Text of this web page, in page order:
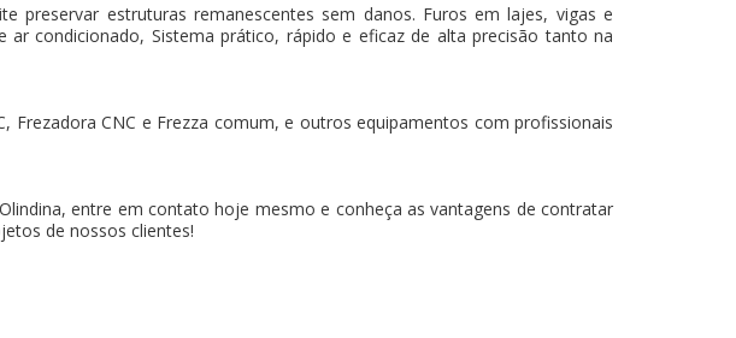
preservar estruturas remanescentes sem danos. Furos em lajes, vigas e
condicionado, Sistema prático, rápido e eficaz de alta precisão tanto na
CNC e Frezza comum, e outros equipamentos com profissionais
entre em contato hoje mesmo e conheça as vantagens de contratar
de nossos clientes!